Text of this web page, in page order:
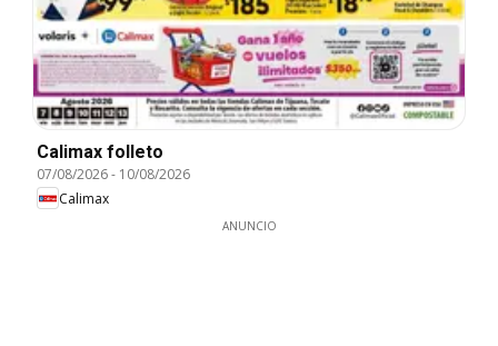
Calimax folleto
07/08/2026- 10/08/2026
Calimax
ANUNCIO